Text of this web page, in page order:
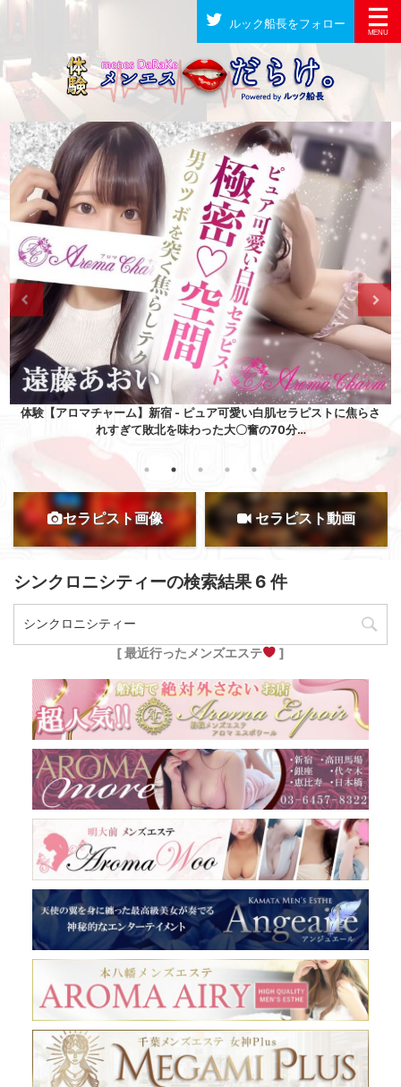
ルック船長をフォロー
セラピストに焦らさ
体験【ベルリリー】渋谷 - 神すぎる…。キラキ
ッツリ♡楽しませもらった濃厚す
セラピスト画像 セラピスト動画
シンクロニシティーの検索結果 6 件
[ 最近行ったメンズエステ ]